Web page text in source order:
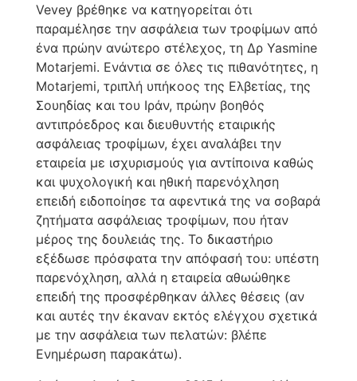
Vevey βρέθηκε να κατηγορείται ότι
παραμέλησε την ασφάλεια των τροφίμων από
ένα πρώην ανώτερο στέλεχος, τη Δρ Yasmine
Motarjemi. Ενάντια σε όλες τις πιθανότητες, η
Motarjemi, τριπλή υπήκοος της Ελβετίας, της
Σουηδίας και του Ιράν, πρώην βοηθός
αντιπρόεδρος και διευθυντής εταιρικής
ασφάλειας τροφίμων, έχει αναλάβει την
εταιρεία με ισχυρισμούς για αντίποινα καθώς
και ψυχολογική και ηθική παρενόχληση
επειδή ειδοποίησε τα αφεντικά της να σοβαρά
ζητήματα ασφάλειας τροφίμων, που ήταν
μέρος της δουλειάς της. Το δικαστήριο
εξέδωσε πρόσφατα την απόφασή του: υπέστη
παρενόχληση, αλλά η εταιρεία αθωώθηκε
επειδή της προσφέρθηκαν άλλες θέσεις (αν
και αυτές την έκαναν εκτός ελέγχου σχετικά
με την ασφάλεια των πελατών: βλέπε
Ενημέρωση παρακάτω).